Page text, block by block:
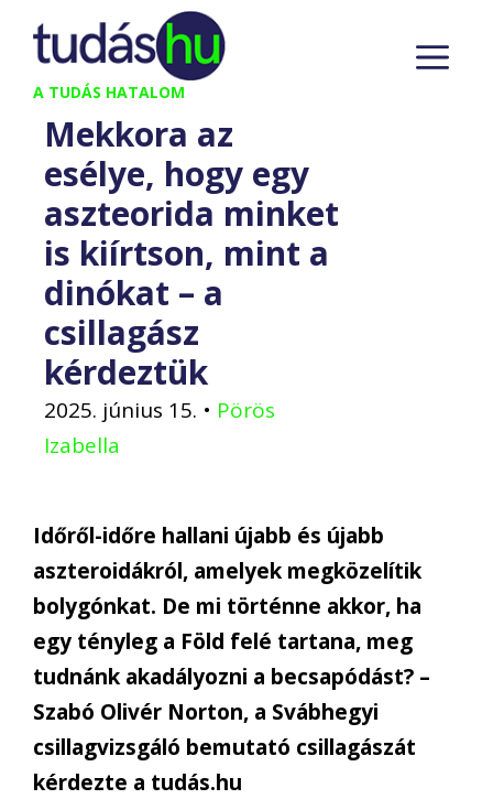
Kilépés
tartalomba
A TUDÁS HATALOM
Mekkora az
esélye, hogy egy
aszteorida minket
is kiírtson, mint a
dinókat – a
csillagász
kérdeztük
2025. június 15. • Pörös
Izabella
Időről-időre hallani újabb és újabb
aszteroidákról, amelyek megközelítik
bolygónkat. De mi történne akkor, ha
egy tényleg a Föld felé tartana, meg
tudnánk akadályozni a becsapódást? –
Szabó Olivér Norton, a Svábhegyi
csillagvizsgáló bemutató csillagászát
kérdezte a tudás.hu